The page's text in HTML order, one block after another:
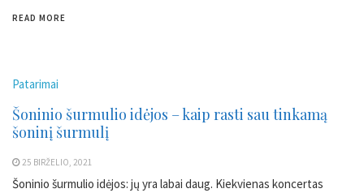
READ MORE
Patarimai
Šoninio šurmulio idėjos – kaip rasti sau tinkamą
šoninį šurmulį
25 BIRŽELIO, 2021
Šoninio šurmulio idėjos: jų yra labai daug. Kiekvienas koncertas